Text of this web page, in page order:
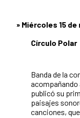
» Miércoles 15 de
Círculo Polar
Banda de la
acompañando
publicó su
paisajes
canciones,